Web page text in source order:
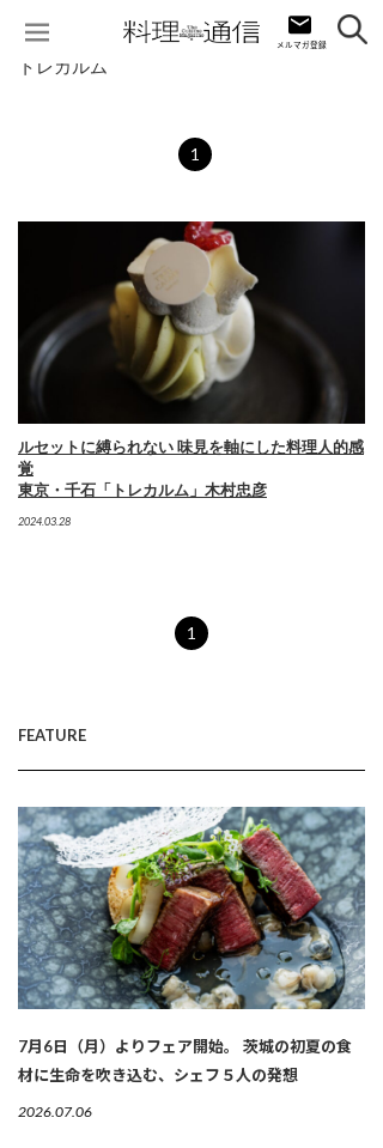
トレカルム
1
ルセットに縛られない 味見を軸にした料理人的感
覚
東京・千石「トレカルム」木村忠彦
2024.03.28
1
FEATURE
7月6日（月）よりフェア開始。 茨城の初夏の食
材に生命を吹き込む、シェフ５人の発想
2026.07.06